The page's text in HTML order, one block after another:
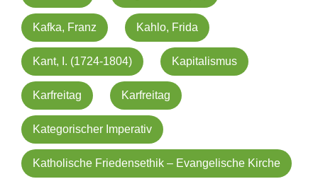
Kafka, Franz Kahlo, Frida
Kant, I. (1724-1804) Kapitalismus
Karfreitag Karfreitag
Kategorischer Imperativ
Katholische Friedensethik – Evangelische Kirche